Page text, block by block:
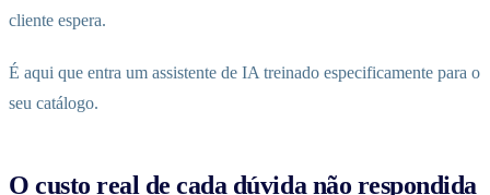
cliente espera.
É aqui que entra um assistente de IA treinado especificamente para o
seu catálogo.
O custo real de cada dúvida não respondida